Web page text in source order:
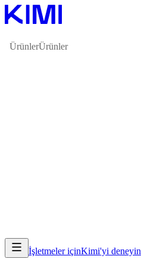
ÜrünlerÜrünler
İşletmeler içinKimi'yi deneyin